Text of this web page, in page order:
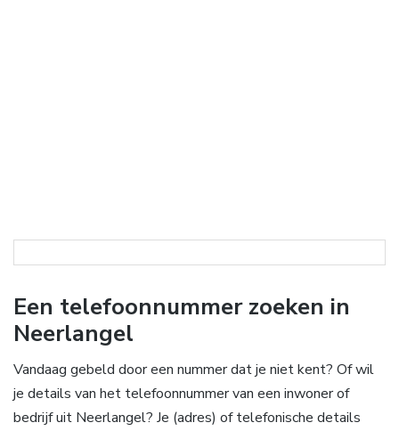
Een telefoonnummer zoeken in
Neerlangel
Vandaag gebeld door een nummer dat je niet kent? Of wil
je details van het telefoonnummer van een inwoner of
bedrijf uit Neerlangel? Je (adres) of telefonische details